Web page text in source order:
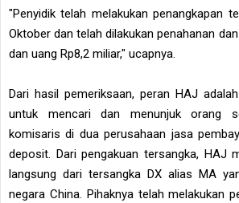
"Penyidik telah melakukan penangkapan
Oktober dan telah dilakukan penahanan
dan uang Rp8,2 miliar," ucapnya.
Dari hasil pemeriksaan, peran HAJ
untuk mencari dan menunjuk orang
komisaris di dua perusahaan jasa
deposit. Dari pengakuan tersangka, HAJ
langsung dari tersangka DX alias MA
negara China. Pihaknya telah melakukan